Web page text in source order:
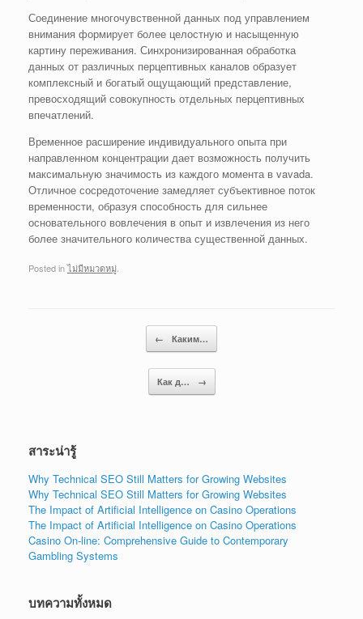
Соединение многочувственной данных под управлением
внимания формирует более целостную и насыщенную
картину переживания. Синхронизированная обработка
данных от различных перцептивных каналов образует
комплексный и богатый ощущающий представление,
превосходящий совокупность отдельных перцептивных
впечатлений.
Временное расширение индивидуального опыта при
направленном концентрации дает возможность получить
максимальную значимость из каждого момента в vavada.
Отличное сосредоточение замедляет субъективное поток
временности, образуя способность для сильнее
основательного вовлечения в опыт и извлечения из него
более значительного количества существенной данных.
Posted inไม่มีหมวดหมู่
← Каким…
Как д… →
สาระน่ารู้
Why Technical SEO Still Matters for Growing Websites
Why Technical SEO Still Matters for Growing Websites
The Impact of Artificial Intelligence on Casino Operations
The Impact of Artificial Intelligence on Casino Operations
Casino On-line: Comprehensive Guide to Contemporary
Gambling Systems
บทความทั้งหมด